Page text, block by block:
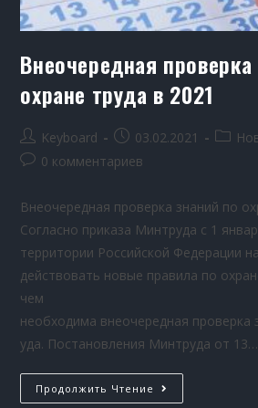
Внеочередная
охране труда в 2021
Keyboard 03.02.2021
0 комментариев
Внеочередная проверка знаний по
Согласно приказа Минтруда с 1
территории Российской Федерации
действовать новые правила по
чем
необходима внеочередная проверка
уда. Постановления Минтруда от 13…
Продолжить Чтение